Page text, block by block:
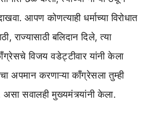
आपण कोणत्याही धर्माच्या विरोधात
राज्यासाठी बलिदान दिले, त्या
विजय वडेट्टीवार यांनी केला
अपमान करणाऱ्या काँग्रेसला तुम्ही
सवालही मुख्यमंत्र्यांनी केला.